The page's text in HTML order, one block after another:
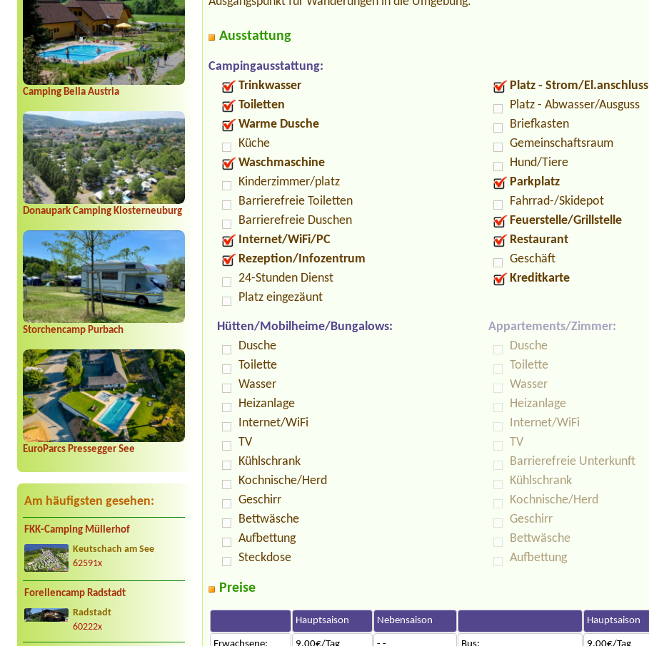
Camping Bella Austria
Donaupark Camping Klosterneuburg
Storchencamp Purbach
EuroParcs Pressegger See
Am häufigsten gesehen:
FKK-Camping Müllerhof
Keutschach am See
62591x
Forellencamp Radstadt
Radstadt
60222x
Ausstattung
Campingausstattung:
Trinkwasser
Toiletten
Warme Dusche
Küche
Waschmaschine
Kinderzimmer/platz
Barrierefreie Toiletten
Barrierefreie Duschen
Internet/WiFi/PC
Rezeption/Infozentrum
24-Stunden Dienst
Platz eingezäunt
Platz - Strom/El.anschluss
Platz - Abwasser/Ausguss
Briefkasten
Gemeinschaftsraum
Hund/Tiere
Parkplatz
Fahrrad-/Skidepot
Feuerstelle/Grillstelle
Restaurant
Geschäft
Kreditkarte
Hütten/Mobilheime/Bungalows:
Dusche
Toilette
Wasser
Heizanlage
Internet/WiFi
TV
Kühlschrank
Kochnische/Herd
Geschirr
Bettwäsche
Aufbettung
Steckdose
Appartements/Zimmer:
Dusche
Toilette
Wasser
Heizanlage
Internet/WiFi
TV
Barrierefreie Unterkunft
Kühlschrank
Kochnische/Herd
Geschirr
Bettwäsche
Aufbettung
Preise
Hauptsaison Nebensaison Hauptsaison